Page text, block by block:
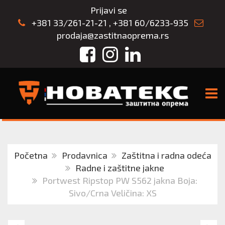
Prijavi se
+381 33/261-21-21 , +381 60/6233-935
prodaja@zastitnaoprema.rs
FacebookInstagram
LinkedIn
Početna Prodavnica
Zaštitna i radna odeća
Radne i zaštitne jakne
Portwest Ripstop PW S562 jakna Boja:
Sivo/Crna Veličina: XS